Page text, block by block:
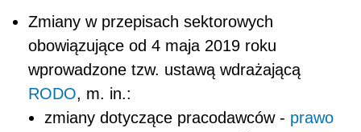
Zmiany w przepisach sektorowych
obowiązujące od 4 maja 2019 roku
wprowadzone tzw. ustawą wdrażającą
RODO, m. in.:
zmiany dotyczące pracodawców - prawo